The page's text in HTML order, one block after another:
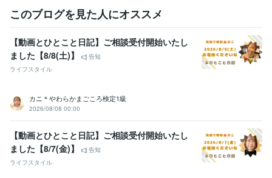
このブログを見た人にオススメ
【動画とひとこと日記】ご相談受付開始いたし
ました【8/8(土)】
告知
ライフスタイル
カニ＊やわらかまごころ検定1級
2026/08/08 00:00
【動画とひとこと日記】ご相談受付開始いたし
ました【8/7(金)】
告知
ライフスタイル